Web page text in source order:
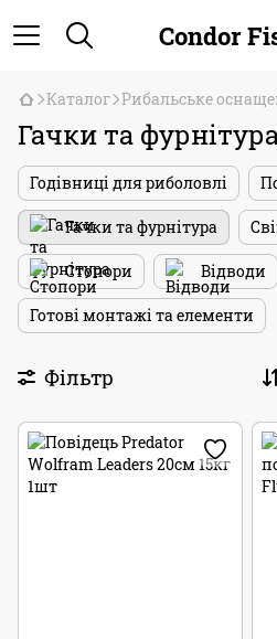
Condor
Каталог Рибальське
Гачки та
Годівниці для риболовлі
Гачки та фурнітура
Стопори Відводи
Готові монтажі та елементи
Фільтр